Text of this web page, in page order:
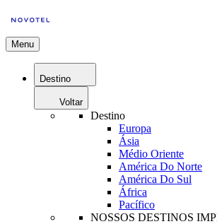
Menu
Destino
Voltar
Destino
Europa
Ásia
Médio Oriente
América Do Norte
América Do Sul
África
Pacífico
NOSSOS DESTINOS